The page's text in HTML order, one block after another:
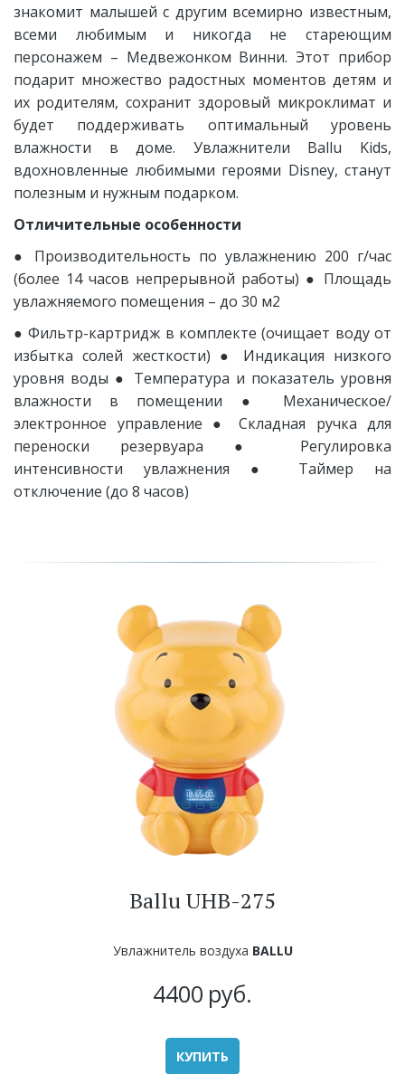
знакомит малышей с другим всемирно известным,
всеми любимым и никогда не стареющим
персонажем – Медвежонком Винни. Этот прибор
подарит множество радостных моментов детям и
их родителям, сохранит здоровый микроклимат и
будет поддерживать оптимальный уровень
влажности в доме. Увлажнители Ballu Kids,
вдохновленные любимыми героями Disney, станут
полезным и нужным подарком.
Отличительные особенности
● Производительность по увлажнению 200 г/час
(более 14 часов непрерывной работы) ● Площадь
увлажняемого помещения – до 30 м2
● Фильтр-картридж в комплекте (очищает воду от
избытка солей жесткости) ● Индикация низкого
уровня воды ● Температура и показатель уровня
влажности в помещении ● Механическое/
электронное управление ● Складная ручка для
переноски резервуара ● Регулировка
интенсивности увлажнения ● Таймер на
отключение (до 8 часов)
Ballu UHB-275
Увлажнитель воздуха BALLU
4400 руб.
КУПИТЬ